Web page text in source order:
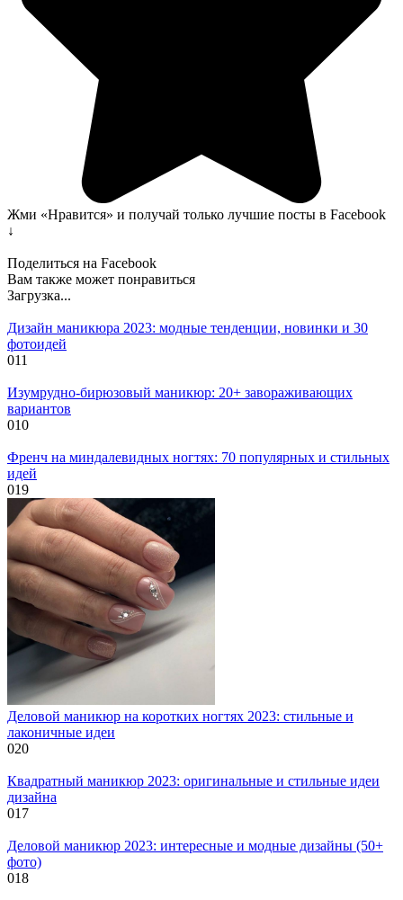
Жми «Нравится» и получай только лучшие посты в Facebook
↓
Поделиться на Facebook
Вам также может понравиться
Загрузка...
Дизайн маникюра 2023: модные тенденции, новинки и 30
фотоидей
011
Изумрудно-бирюзовый маникюр: 20+ завораживающих
вариантов
010
Френч на миндалевидных ногтях: 70 популярных и стильных
идей
019
Деловой маникюр на коротких ногтях 2023: стильные и
лаконичные идеи
020
Квадратный маникюр 2023: оригинальные и стильные идеи
дизайна
017
Деловой маникюр 2023: интересные и модные дизайны (50+
фото)
018